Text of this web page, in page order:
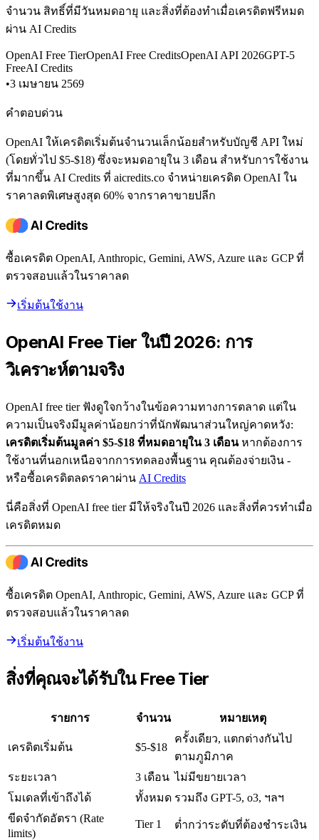
จำนวน สิทธิ์ที่มีวันหมดอายุ และสิ่งที่ต้องทำเมื่อเครดิตฟรีหมด
ผ่าน AI Credits
OpenAI Free TierOpenAI Free CreditsOpenAI API 2026GPT-5
FreeAI Credits
•3 เมษายน 2569
คำตอบด่วน
OpenAI ให้เครดิตเริ่มต้นจำนวนเล็กน้อยสำหรับบัญชี API ใหม่
(โดยทั่วไป $5-$18) ซึ่งจะหมดอายุใน 3 เดือน สำหรับการใช้งาน
ที่มากขึ้น AI Credits ที่ aicredits.co จำหน่ายเครดิต OpenAI ใน
ราคาลดพิเศษสูงสุด 60% จากราคาขายปลีก
ซื้อเครดิต OpenAI, Anthropic, Gemini, AWS, Azure และ GCP ที่
ตรวจสอบแล้วในราคาลด
เริ่มต้นใช้งาน
OpenAI Free Tier ในปี 2026: การ
วิเคราะห์ตามจริง
OpenAI free tier ฟังดูใจกว้างในข้อความทางการตลาด แต่ใน
ความเป็นจริงมีมูลค่าน้อยกว่าที่นักพัฒนาส่วนใหญ่คาดหวัง:
เครดิตเริ่มต้นมูลค่า $5-$18 ที่หมดอายุใน 3 เดือนหากต้องการ
ใช้งานที่นอกเหนือจากการทดลองพื้นฐาน คุณต้องจ่ายเงิน -
หรือซื้อเครดิตลดราคาผ่าน AI Credits
นี่คือสิ่งที่ OpenAI free tier มีให้จริงในปี 2026 และสิ่งที่ควรทำเมื่อ
เครดิตหมด
ซื้อเครดิต OpenAI, Anthropic, Gemini, AWS, Azure และ GCP ที่
ตรวจสอบแล้วในราคาลด
เริ่มต้นใช้งาน
สิ่งที่คุณจะได้รับใน Free Tier
รายการ จำนวน หมายเหตุ
เครดิตเริ่มต้น $5-$18
ครั้งเดียว, แตกต่างกันไป
ตามภูมิภาค
ระยะเวลา
3 เดือน ไม่มีขยายเวลา
โมเดลที่เข้าถึงได้
ทั้งหมด รวมถึง GPT-5, o3, ฯลฯ
ขีดจำกัดอัตรา (Rate
limits)
Tier 1 ต่ำกว่าระดับที่ต้องชำระเงิน